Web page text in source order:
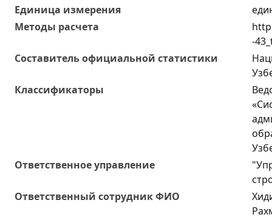
Единица измерения
Методы расчета
-
Составитель официальной статистики
Классификаторы
Ответственное управление
Oтветственный сотрудник ФИО